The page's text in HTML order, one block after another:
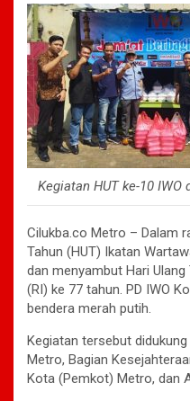
Kegiatan HUT ke-10
Cilukba.co Metro – Dalam
Tahun (HUT) Ikatan
dan menyambut Hari
(RI) ke 77 tahun. PD IWO
bendera merah putih.
Kegiatan tersebut
Metro, Bagian
Kota (Pemkot) Metro, dan